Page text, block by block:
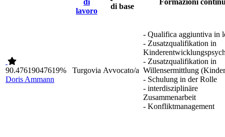
di
lavoro
di base
Formazioni
90.47619047619%
Doris Ammann
Turgovia Avvocato/a
- Qualifica aggiuntiva in
- Zusatzqualifikation in
- Zusatzqualifikation in
Willensermittlung
- Schulung in der Rolle
- interdisziplinäre
Zusammenarbeit
- Konfliktmanagement